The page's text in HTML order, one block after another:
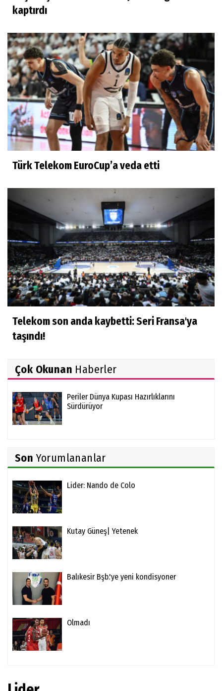
kaptırdı
Türk Telekom EuroCup’a veda etti
Telekom son anda kaybetti: Seri Fransa'ya
taşındı!
Çok Okunan Haberler
Periler Dünya Kupası Hazırlıklarını
Sürdürüyor
Son Yorumlananlar
Lider: Nando de Colo
Kutay Güneş| Yetenek
Balıkesir Bşb.'ye yeni kondisyoner
Olmadı